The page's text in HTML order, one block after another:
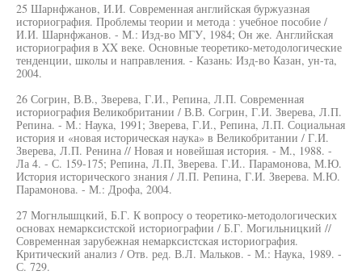
25 Шарнфжанов, И.И. Современная английская буржуазная
историография. Проблемы теории и метода : учебное пособие /
И.И. Шарнфжанов. - М.: Изд-во МГУ, 1984; Он же. Английская
историография в XX веке. Основные теоретико-методологические
тенденции, школы и направления. - Казань: Изд-во Казан, ун-та,
2004.
26 Согрин, В.В., Зверева, Г.И., Репина, Л.П. Современная
историография Великобритании / В.В. Согрин, Г.И. Зверева, Л.П.
Репина. - М.: Наука, 1991; Зверева, Г.И., Репина, Л.П. Социальная
история и «новая историческая наука» в Великобритании / Г.И.
Зверева, Л.П. Ренина // Новая и новейшая история. - М., 1988. -
Ла 4. - С. 159-175; Репина, Л.П, Зверева. Г.И.. Парамонова, М.Ю.
История исторического знания / Л.П. Репина, Г.И. Зверева. М.Ю.
Парамонова. - М.: Дрофа, 2004.
27 Могнлышцкий, Б.Г. К вопросу о теоретико-методологических
основах немарксистской историографии / Б.Г. Могильницкий //
Современная зарубежная немарксистская историография.
Критический анализ / Отв. ред. В.Л. Мальков. - М.: Наука, 1989. -
С. 729.